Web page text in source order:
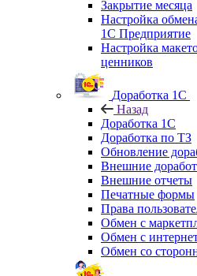
Закрытие месяца
Настройка
1С Предприятие
Настройка
ценников
Доработка 1С
Назад
Доработка 1С
Доработка по ТЗ
Обновление
Внешние
Внешние отчеты
Печатные формы
Права
Обмен с
Обмен с
Обмен со